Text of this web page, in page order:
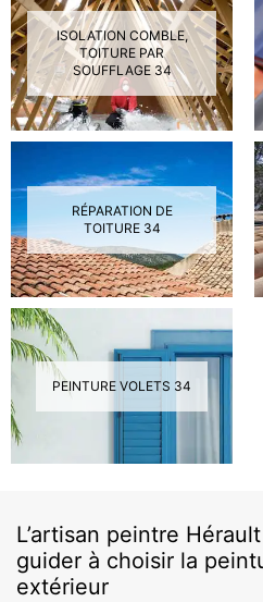
ISOLATION COMBLE,
TOITURE PAR
SOUFFLAGE 34
RÉPARATION DE
TOITURE 34
PEINTURE VOLETS 34
L’artisan peintre
guider à choisir la
extérieur